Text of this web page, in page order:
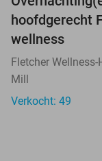
hoofdgerecht
wellness
Fletcher
Mill
Verkocht: 49